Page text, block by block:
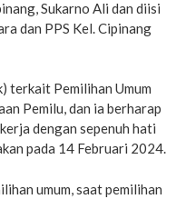
Sukarno Ali dan diisi
dan PPS Kel. Cipinang
terkait Pemilihan Umum
Pemilu, dan ia berharap
dengan sepenuh hati
pada 14 Februari 2024.
umum, saat pemilihan